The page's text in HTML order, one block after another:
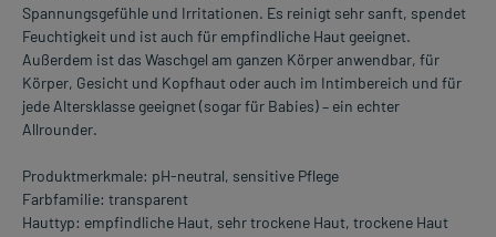
Spannungsgefühle und Irritationen. Es reinigt sehr sanft, spendet
Feuchtigkeit und ist auch für empfindliche Haut geeignet.
Außerdem ist das Waschgel am ganzen Körper anwendbar, für
Körper, Gesicht und Kopfhaut oder auch im Intimbereich und für
jede Altersklasse geeignet (sogar für Babies) – ein echter
Allrounder.
Produktmerkmale: pH-neutral, sensitive Pflege
Farbfamilie: transparent
Hauttyp: empfindliche Haut, sehr trockene Haut, trockene Haut